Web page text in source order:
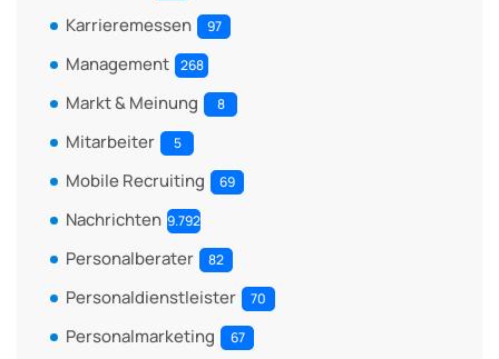
Karrieremessen 97
Management 268
Markt & Meinung 8
Mitarbeiter 5
Mobile Recruiting 69
Nachrichten 9.792
Personalberater 82
Personaldienstleister 70
Personalmarketing 67